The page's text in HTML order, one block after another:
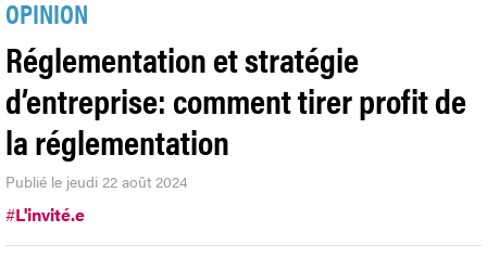
OPINION
Réglementation et stratégie
d’entreprise: comment tirer profit de
la réglementation
Publié le jeudi 22 août 2024
#L'invité.e